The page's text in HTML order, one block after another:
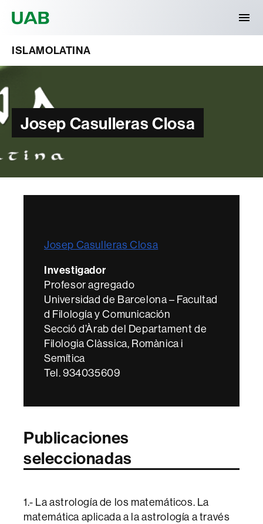
ISLAMOLATINA
Josep Casulleras Closa
Josep Casulleras Closa
Investigador
Profesor agregado
Universidad de Barcelona – Facultad
d Filología y Comunicación
Secció d’Àrab del Departament de
Filologia Clàssica, Romànica i
Semítica
Tel. 934035609
Publicaciones
seleccionadas
1.- La astrología de los matemáticos. La
matemática aplicada a la astrología a través